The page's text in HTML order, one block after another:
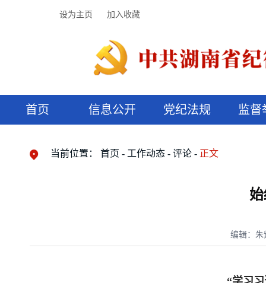
设为主页 加入收藏
首页 信息公开 党纪法规 监督
当前位置： 首页 工作动态 评论 正文
编辑：朱